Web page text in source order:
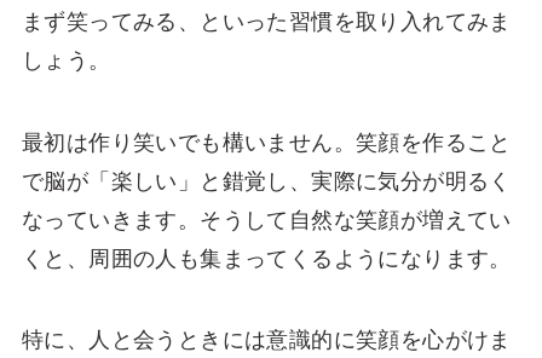
まず笑ってみる、といった習慣を取り入れてみま
しょう。
最初は作り笑いでも構いません。笑顔を作ること
で脳が「楽しい」と錯覚し、実際に気分が明るく
なっていきます。そうして自然な笑顔が増えてい
くと、周囲の人も集まってくるようになります。
特に、人と会うときには意識的に笑顔を心がけま